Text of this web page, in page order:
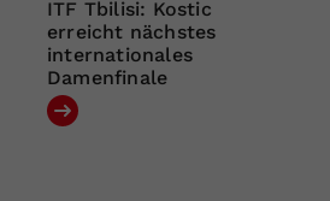
ITF Tbilisi: Kostic
erreicht nächstes
internationales
Damenfinale